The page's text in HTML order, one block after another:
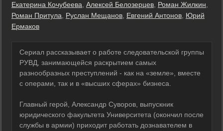
Екатерина Кочубеева Алексей Белозерцев Роман Жилкин
Роман Притула
Руслан Мещанов Евгений Антонов Юрий
Ермаков
Сериал рассказывает о работе следовательской группы
РУВД, занимающейся раскрытием самых
разнообразных преступлений - как на «земле», вместе
с операми, так и в «высших сферах» бизнеса.
Главный герой, Александр Суворов, выпускник
юридического факультета Университета (окончил после
службы в армии) приходит работать дознавателем в